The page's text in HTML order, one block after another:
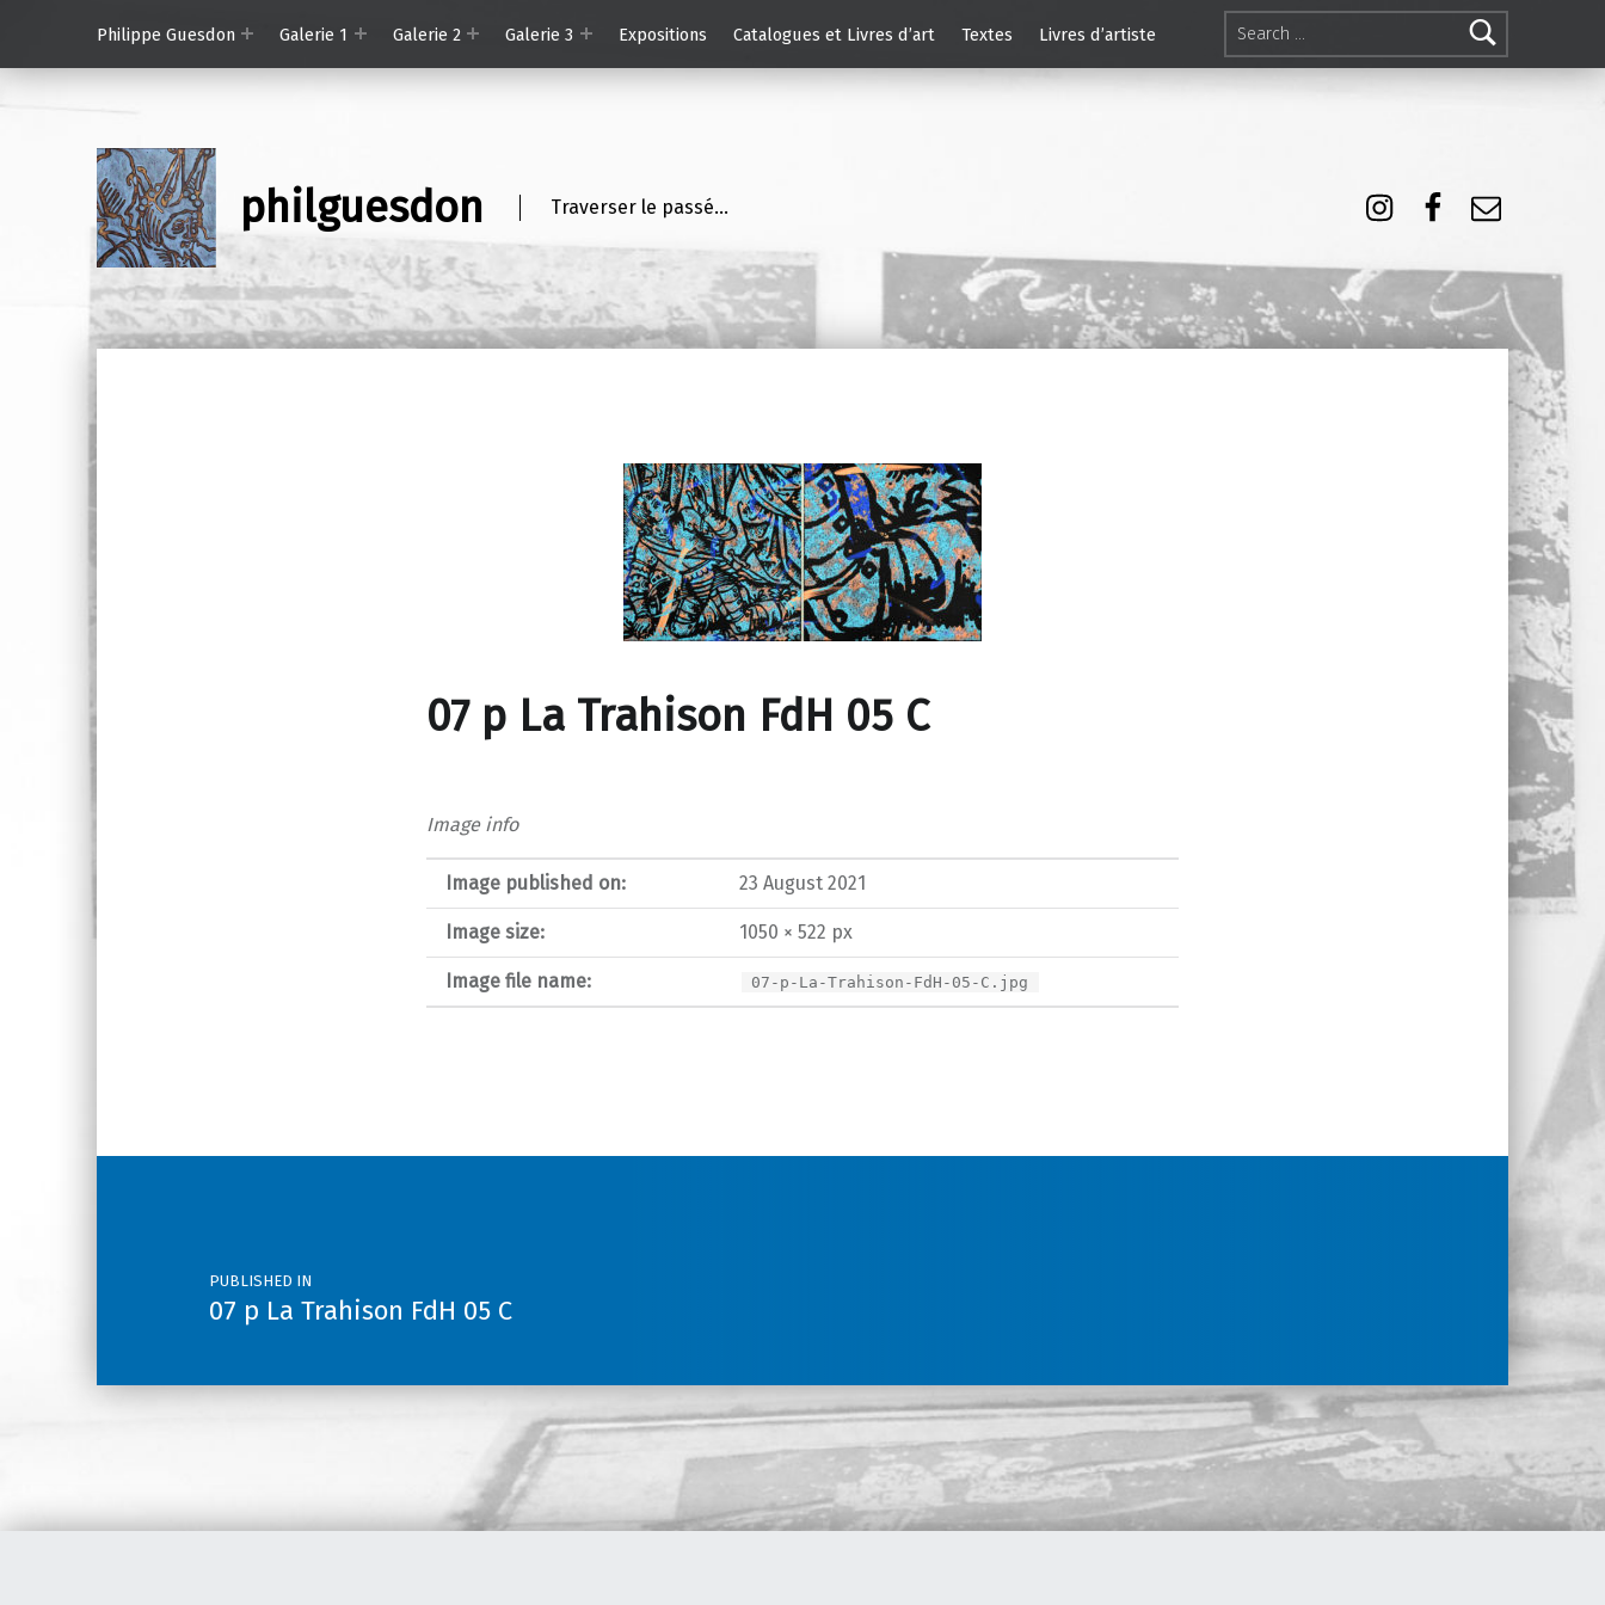
Search for:
Philippe Guesdon
Galerie 1 Galerie 2 Galerie 3 Expositions Catalogues et Livres d’art Textes Livres d’artiste
philguesdon Traverser le passé…
Instagram
Facebook
07 p La Trahison FdH 05 C
Image info
Image published on: 23 August 2021
Image size: 1050 × 522 px
Image file name: 07-p-La-Trahison-FdH-05-C.jpg
Post navigation
PUBLISHED IN
07 p La Trahison FdH 05 C